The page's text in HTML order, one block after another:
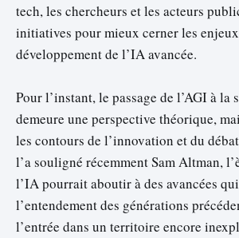
tech, les chercheurs et les acteurs
initiatives pour mieux cerner les
développement de l’IA avancée.
Pour l’instant, le passage de l’AGI à
demeure une perspective théorique,
les contours de l’innovation et du
l’a souligné récemment Sam Altman,
l’IA pourrait aboutir à des avancées
l’entendement des générations
l’entrée dans un territoire encore